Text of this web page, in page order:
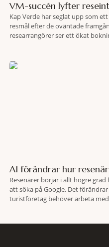
VM-succén lyfter
Kap Verde har seglat upp som
resmål efter de oväntade
researrangörer ser ett ökat
motsvarande vecka i
AI förändrar hur
Resenärer börjar i allt högre
att söka på Google. Det
turistföretag behöver arbeta